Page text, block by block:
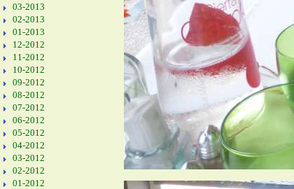
03-2013
02-2013
01-2013
12-2012
11-2012
10-2012
09-2012
08-2012
07-2012
06-2012
05-2012
04-2012
03-2012
02-2012
01-2012